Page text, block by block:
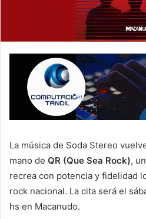
La música de Soda Stereo
mano de QR (Que Sea Rock),
recrea con potencia y fidelidad
rock nacional. La cita será el
hs en Macanudo.